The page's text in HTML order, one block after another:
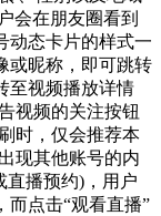
会在朋友圈看到
动态卡片的样式一
或昵称，即可跳转
至视频播放详情
视频的关注按钮
时，仅会推荐本
现其他账号的内
直播预约)，用户
而点击“观看直播”